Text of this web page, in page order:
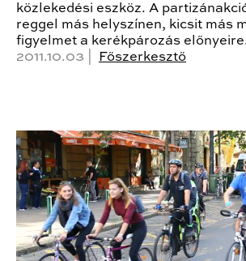
közlekedési eszköz. A
reggel más helyszínen, kicsit más
figyelmet a kerékpározás
2011.10.03 |
Főszerkesztő